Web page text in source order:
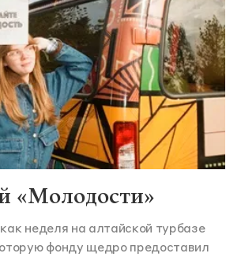
«Молодости»
неделя на алтайской турбазе
фонду щедро предоставил